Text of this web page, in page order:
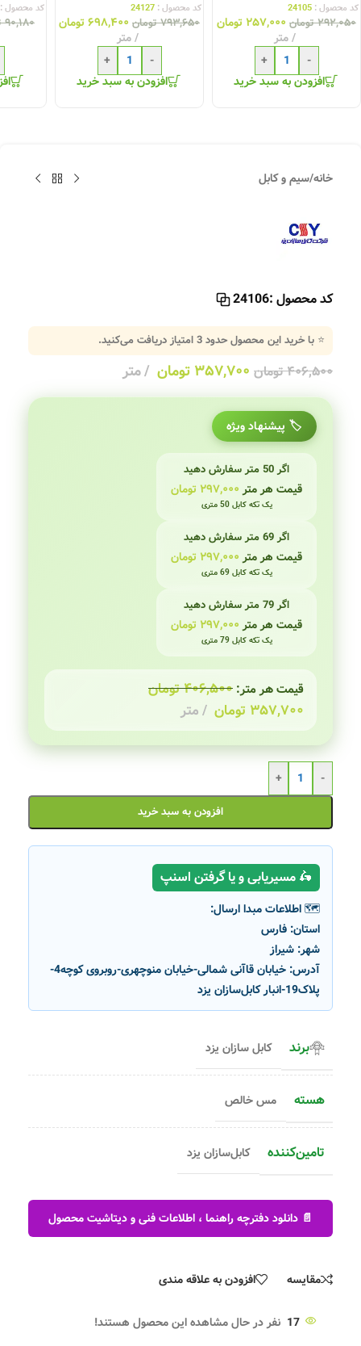
کد محصول : 24105
۲۹۲,۰۵۰ تومان ۲۵۷,۰۰۰ تومان
متر
-
+
افزودن به سبد خرید
کد محصول : 24127
۷۹۳,۶۵۰ تومان ۶۹۸,۴۰۰تومان
متر
-
+
افزودن به سبد خرید
کد محصول
۹۰,۱۸۰
خانه/سیم و کابل
کد محصول :24106
⭐ با خرید این محصول حدود3امتیاز دریافت می‌کنید.
۴۰۶,۵۰۰تومان ۳۵۷,۷۰۰ تومان متر
🏷️ پیشنهاد ویژه
اگر 50 متر سفارش دهید
قیمت هر متر۲۹۷,۰۰۰ تومان
یک تکه کابل 50 متری
اگر 69 متر سفارش دهید
قیمت هر متر۲۹۷,۰۰۰ تومان
یک تکه کابل 69 متری
اگر 79 متر سفارش دهید
قیمت هر متر۲۹۷,۰۰۰ تومان
یک تکه کابل 79 متری
قیمت هر متر: ۴۰۶,۵۰۰تومان
۳۵۷,۷۰۰ تومان متر
-
+
افزودن به سبد خرید
🛵 مسیریابی و یا گرفتن اسنپ
🗺️ اطلاعات مبدا ارسال:
استان: فارس
شهر: شیراز
آدرس:
خیابان قاآنی شمالی-خیابان منوچهری-روبروی کوچه4-
پلاک19-انبار کابل‌سازان یزد
برند کابل سازان یزد
هسته مس خالص
تامین‌کننده کابل‌سازان یزد
📄 دانلود دفترچه راهنما ، اطلاعات فنی و دیتاشیت محصول
مقایسه افزودن به علاقه مندی
17 نفر در حال مشاهده این محصول هستند!